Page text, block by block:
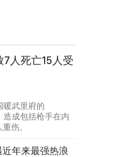
人死亡15人受
暖武里府的
造成包括枪手在内
伤。
年来最强热浪